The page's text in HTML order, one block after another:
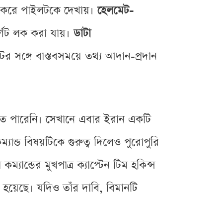
পাইলটকে দেখায়।হেলমেট-
লক করা যায়।ডাটা
বাস্তবসময়ে তথ্য আদান-প্রদান
সেখানে এবার ইরান একটি
বিষয়টিকে গুরুত্ব দিলেও পুরোপুরি
মুখপাত্র ক্যাপ্টেন টিম হকিন্স
যদিও তাঁর দাবি, বিমানটি